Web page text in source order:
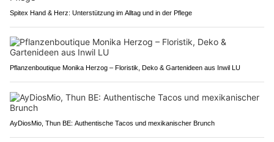
Spitex Hand & Herz: Unterstützung im Alltag und in der Pflege
Pflanzenboutique Monika Herzog – Floristik, Deko & Gartenideen aus Inwil LU
AyDiosMio, Thun BE: Authentische Tacos und mexikanischer Brunch